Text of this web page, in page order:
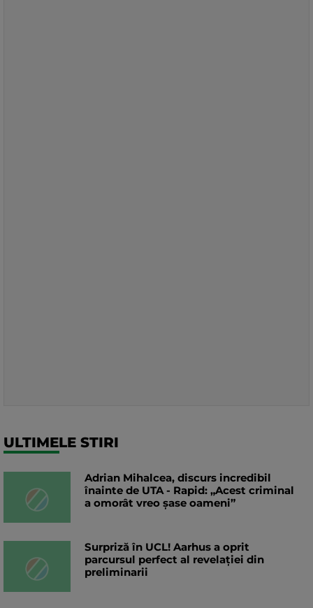
ULTIMELE STIRI
Adrian Mihalcea, discurs incredibil
înainte de UTA - Rapid: „Acest criminal
a omorât vreo șase oameni”
Surpriză în UCL! Aarhus a oprit
parcursul perfect al revelației din
preliminarii